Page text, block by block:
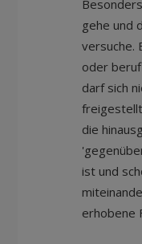
gehe und
versuche.
oder
darf sich
die
ist und
erhobene